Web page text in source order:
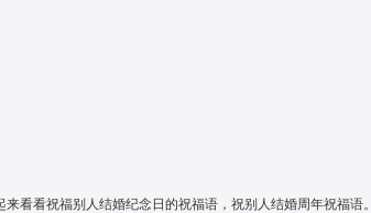
看看祝福别人结婚纪念日的祝福语，祝别人结婚周年祝福语。